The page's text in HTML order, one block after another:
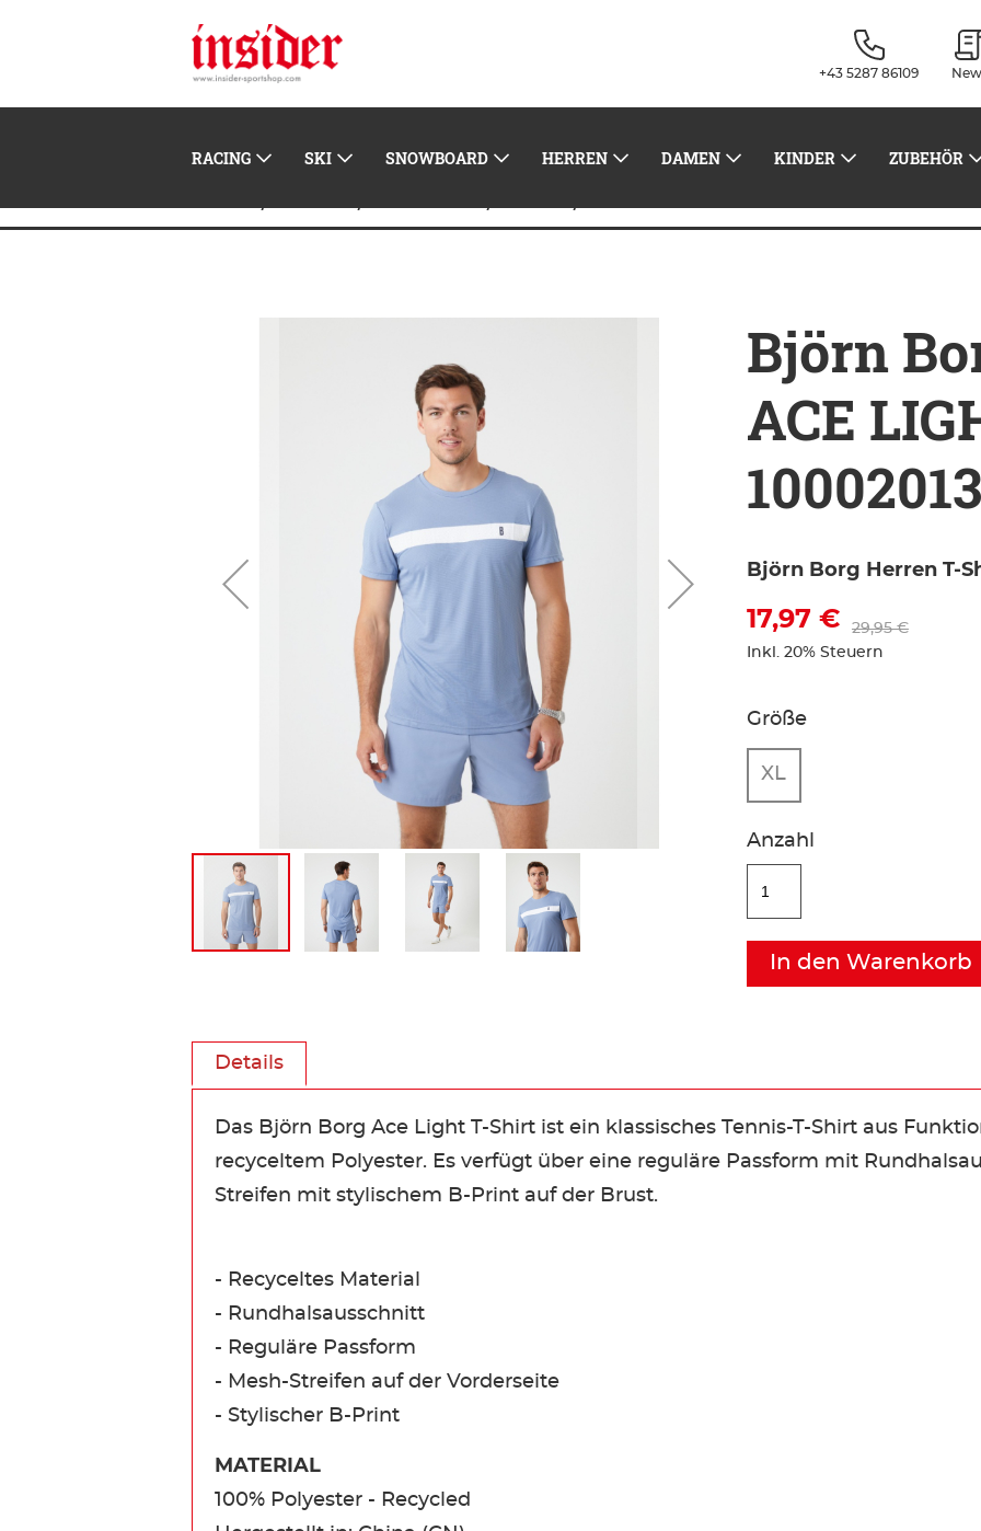
+43 5287 86109
RACING SKI SNOWBOARD HERREN DAMEN KINDER ZUBEHÖR
Björn
ACE
Björn Borg Herren T-
17,97 €
29,95 €
Inkl. 20% Steuern
Größe
XL
Anzahl
In den Warenkorb
Details
Das Björn Borg Ace Light T-Shirt ist ein klassisches Tennis-T-Shirt aus
recyceltem Polyester. Es verfügt über eine reguläre Passform mit
Streifen mit stylischem B-Print auf der Brust.
- Recyceltes Material
- Rundhalsausschnitt
- Reguläre Passform
- Mesh-Streifen auf der Vorderseite
- Stylischer B-Print
MATERIAL
100% Polyester - Recycled